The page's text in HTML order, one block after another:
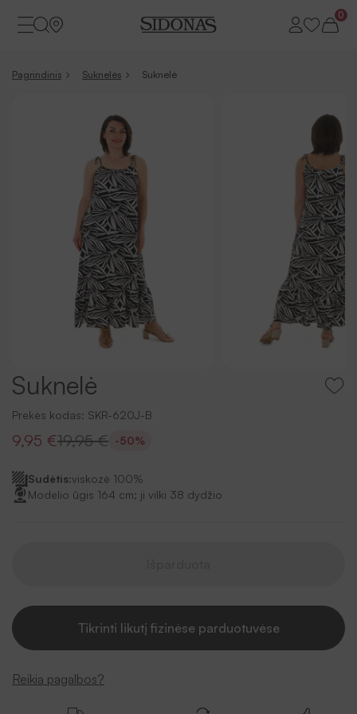
0
Pagrindinis Suknelės Suknelė
Suknelė
Prekės kodas: SKR-620J-B
9,95 €19,95 € -50%
Sudėtis:viskozė 100%
Modelio ūgis 164 cm; ji vilki 38 dydžio
Tikrinti likutį fizinėse parduotuvėse
Reikia pagalbos?